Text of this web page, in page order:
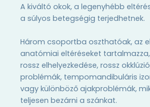
A kiváltó okok, a legenyhébb
a súlyos betegségig terjedhetnek.
Három csoportba oszthatóak, az
anatómiai eltéréseket
rossz elhelyezkedése, rossz
problémák, tempomandibuláris
vagy különböző ajakproblémák,
teljesen bezárni a szánkat.